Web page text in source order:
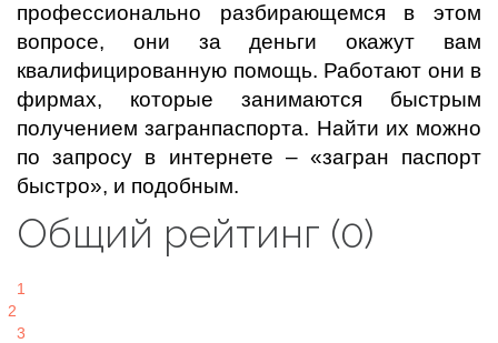
профессионально разбирающемся в этом
вопросе, они за деньги окажут вам
квалифицированную помощь. Работают они в
фирмах, которые занимаются быстрым
получением загранпаспорта. Найти их можно
по запросу в интернете – «загран паспорт
быстро», и подобным.
Общий рейтинг (0)
1
2
3